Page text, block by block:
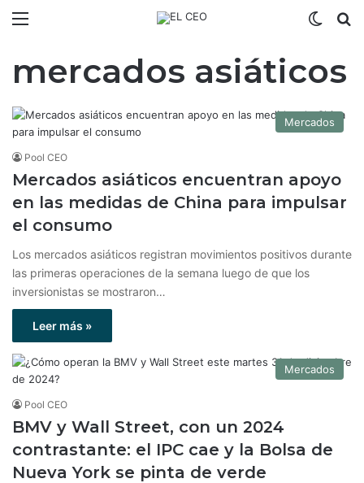
mercados asiáticos
Mercados
Pool CEO
Mercados asiáticos encuentran apoyo
en las medidas de China para impulsar
el consumo
Los mercados asiáticos registran movimientos positivos durante
las primeras operaciones de la semana luego de que los
inversionistas se mostraron…
Leer más »
Mercados
Pool CEO
BMV y Wall Street, con un 2024
contrastante: el IPC cae y la Bolsa de
Nueva York se pinta de verde